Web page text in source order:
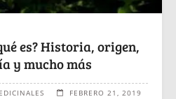
es? Historia, origen,
y mucho más
FEBRERO 21, 2019